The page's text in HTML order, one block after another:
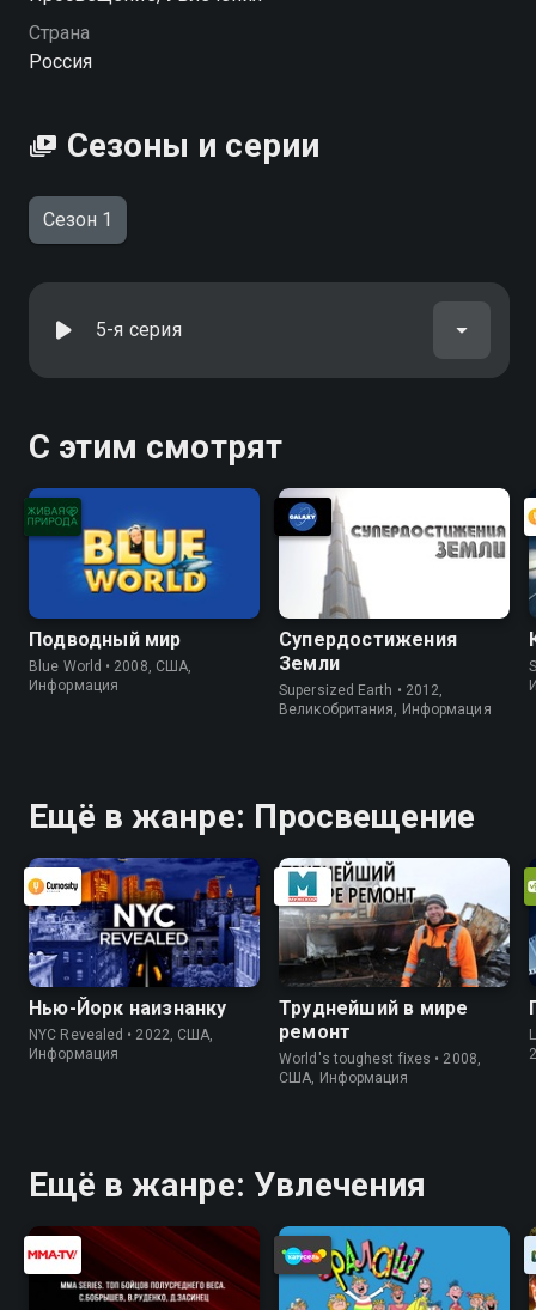
Посмотреть онлайн 1 сезон сериала Родные
просторы вы можете совершенно бесплатно в
Страна
Россия
Сезоны и серии
Сезон 1
5-я серия
С этим смотрят
Подводный мир
Blue World • 2008, США,
Информация
Супердостижения
Земли
Supersized Earth • 2012,
Великобритания, Информация
Ещё в жанре: Просвещение
Нью-Йорк наизнанку
NYC Revealed • 2022, США,
Информация
Труднейший в мире
ремонт
World's toughest fixes • 2008,
США, Информация
Ещё в жанре: Увлечения